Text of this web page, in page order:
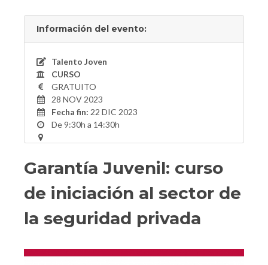
Información del evento:
Talento Joven
CURSO
GRATUITO
28 NOV 2023
Fecha fin: 22 DIC 2023
De 9:30h a 14:30h
Garantía Juvenil: curso
de iniciación al sector de
la seguridad privada